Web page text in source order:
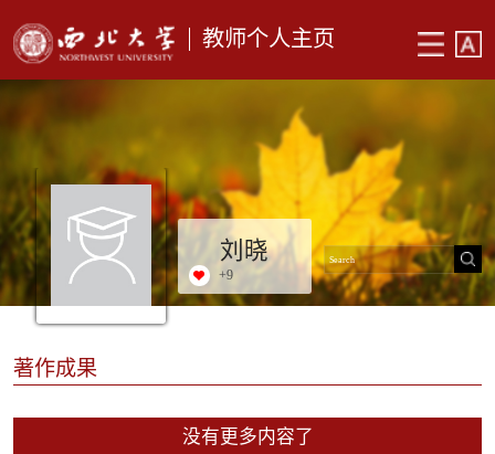
教师个人主页
刘晓
+9
著作成果
没有更多内容了